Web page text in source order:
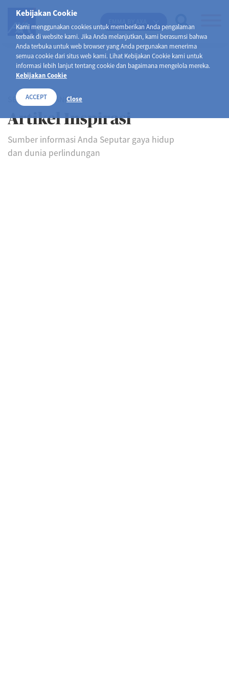
Kebijakan Cookie
Kami menggunakan cookies untuk memberikan Anda pengalaman
terbaik di website kami. Jika Anda melanjutkan, kami berasumsi bahwa
Anda terbuka untuk web browser yang Anda pergunakan menerima
semua cookie dari situs web kami. Lihat Kebijakan Cookie kami untuk
informasi lebih lanjut tentang cookie dan bagaimana mengelola mereka.
Kebijakan Cookie
ACCEPT Close
SELAMAT DATANG DI
Artikel Inspirasi
Sumber informasi Anda Seputar gaya hidup
dan dunia perlindungan